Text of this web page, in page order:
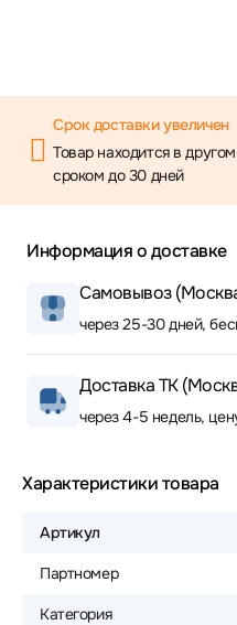
Срок доставки увеличен
Товар находится в
сроком до 30 дней
Информация о доставке
Самовывоз
через 25-30 дней,
Доставка ТК
через 4-5 недель,
Характеристики товара
Артикул
Партномер
Категория